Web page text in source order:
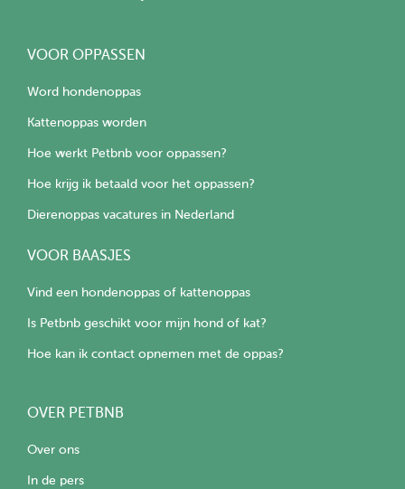
VOOR OPPASSEN
Word hondenoppas
Kattenoppas worden
Hoe werkt Petbnb voor oppassen?
Hoe krijg ik betaald voor het oppassen?
Dierenoppas vacatures in Nederland
VOOR BAASJES
Vind een hondenoppas of kattenoppas
Is Petbnb geschikt voor mijn hond of kat?
Hoe kan ik contact opnemen met de oppas?
OVER PETBNB
Over ons
In de pers